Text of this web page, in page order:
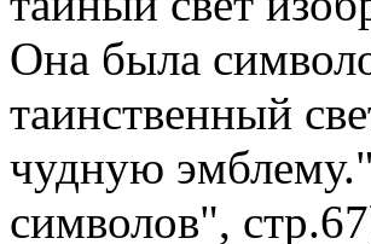
Она была
таинственный
чудную
символов",